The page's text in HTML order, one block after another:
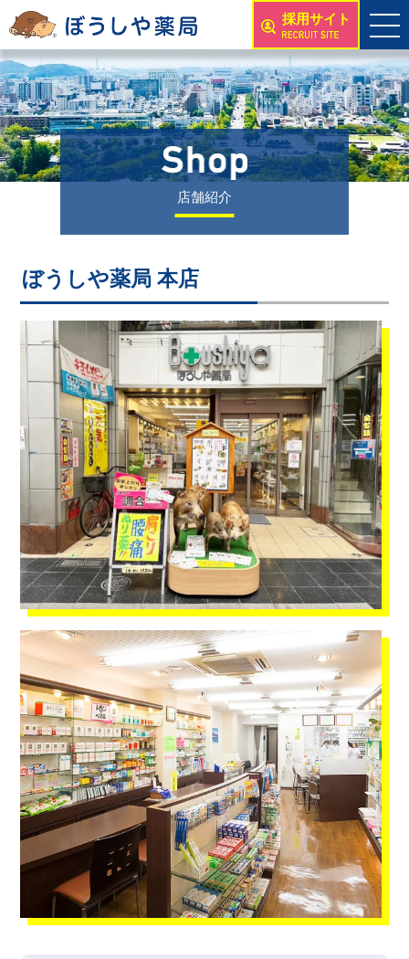
採用サイト
店舗紹介
ぼうしや薬局 本店